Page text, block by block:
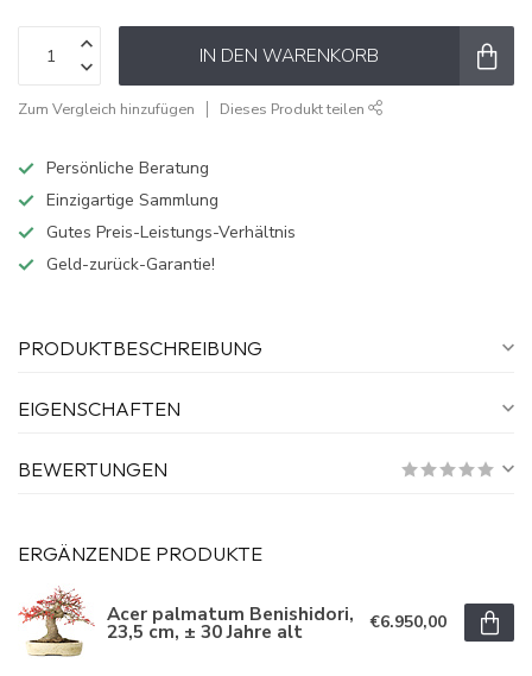
IN DEN WARENKORB
Zum Vergleich hinzufügen Dieses Produkt teilen
Persönliche Beratung
Einzigartige Sammlung
Gutes Preis-Leistungs-Verhältnis
Geld-zurück-Garantie!
PRODUKTBESCHREIBUNG
EIGENSCHAFTEN
BEWERTUNGEN
ERGÄNZENDE PRODUKTE
Acer palmatum Benishidori,
23,5 cm, ± 30 Jahre alt €6.950,00